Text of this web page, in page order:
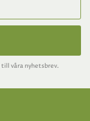
våra nyhetsbrev.